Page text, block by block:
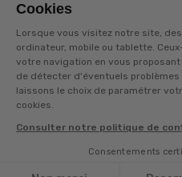
Cookies
Lorsque vous visitez notre site,
ordinateur, mobile ou tablette.
votre navigation en vous
de détecter d'éventuels problèmes
laissons le choix de paramétrer
cookies.
Consulter notre politique de
Consentements
Conditions de nos offres
© Terres et